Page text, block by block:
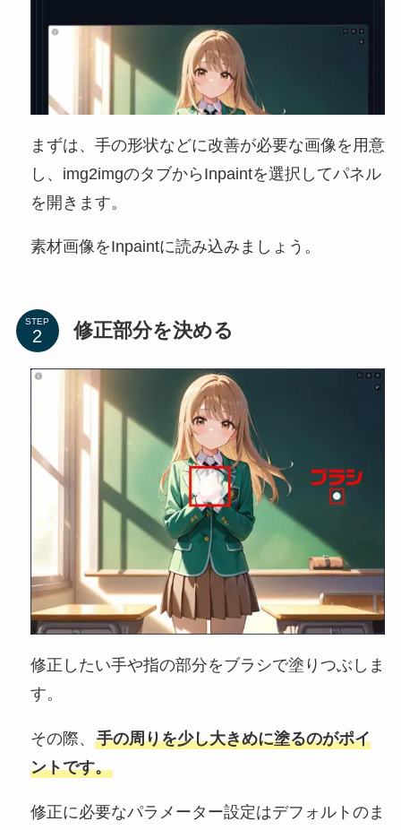
まずは、手の形状などに改善が必要な画像を用意
し、img2imgのタブからInpaintを選択してパネル
を開きます。
素材画像をInpaintに読み込みましょう。
STEP 修正部分を決める
修正したい手や指の部分をブラシで塗りつぶしま
す。
その際、 手の周りを少し大きめに塗るのがポイ
ントです。
修正に必要なパラメーター設定はデフォルトのま